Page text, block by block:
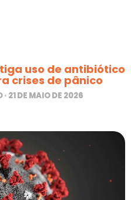
uso de antibiótico
crises de pânico
21 DE MAIO DE 2026